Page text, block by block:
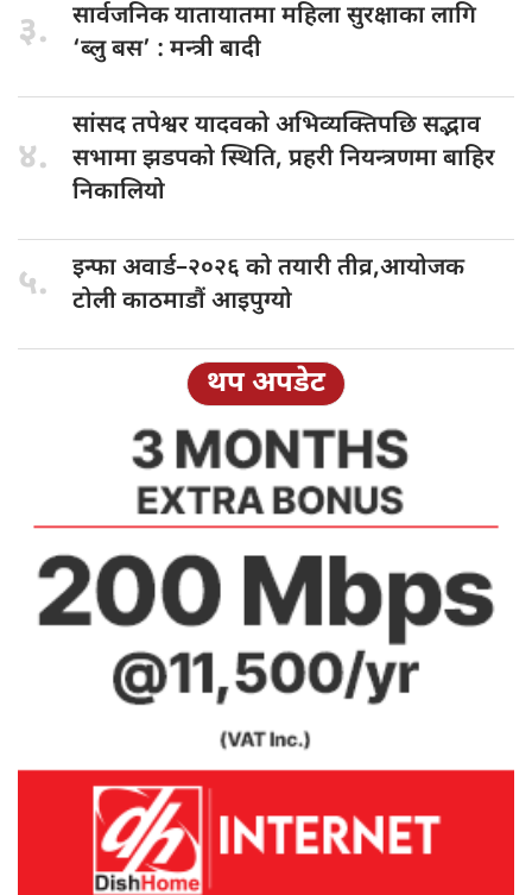
३. सार्वजनिक यातायातमामहिला सुरक्षाका लागि
‘ब्लु बस’ : मन्त्री बादी
४.
सांसद तपेश्वरयादवको अभिव्यक्तिपछि सद्भाव
सभामा झडपको स्थिति, प्रहरी नियन्त्रणमा बाहिर
निकालियो
५. इन्फा अवार्ड–२०२६ को तयारी तीव्र,आयोजक
टोली काठमाडौं आइपुग्यो
थप अपडेट